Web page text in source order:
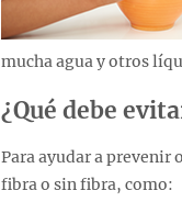
mucha agua y otros
¿Qué debe
Para ayudar a
fibra o sin fibra, como: